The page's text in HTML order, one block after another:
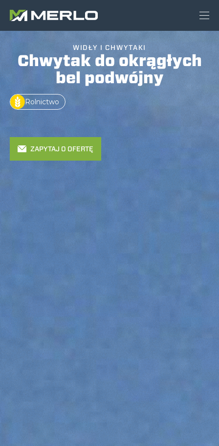
WIDŁY I CHWYTAKI
Chwytak do okrągłych
bel podwójny
Rolnictwo
ZAPYTAJ O OFERTĘ